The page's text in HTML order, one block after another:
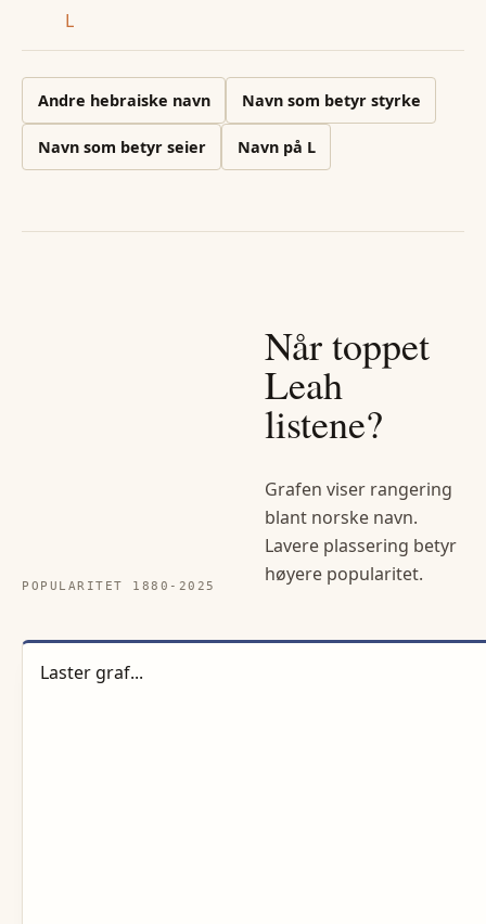
L
Andre hebraiske navn Navn som betyr styrke
Navn som betyr seier Navn på L
POPULARITET 1880- 2025
Når toppet
Leah
listene?
Grafen viser rangering
blant norske navn.
Lavere plassering betyr
høyere popularitet.
Laster graf...